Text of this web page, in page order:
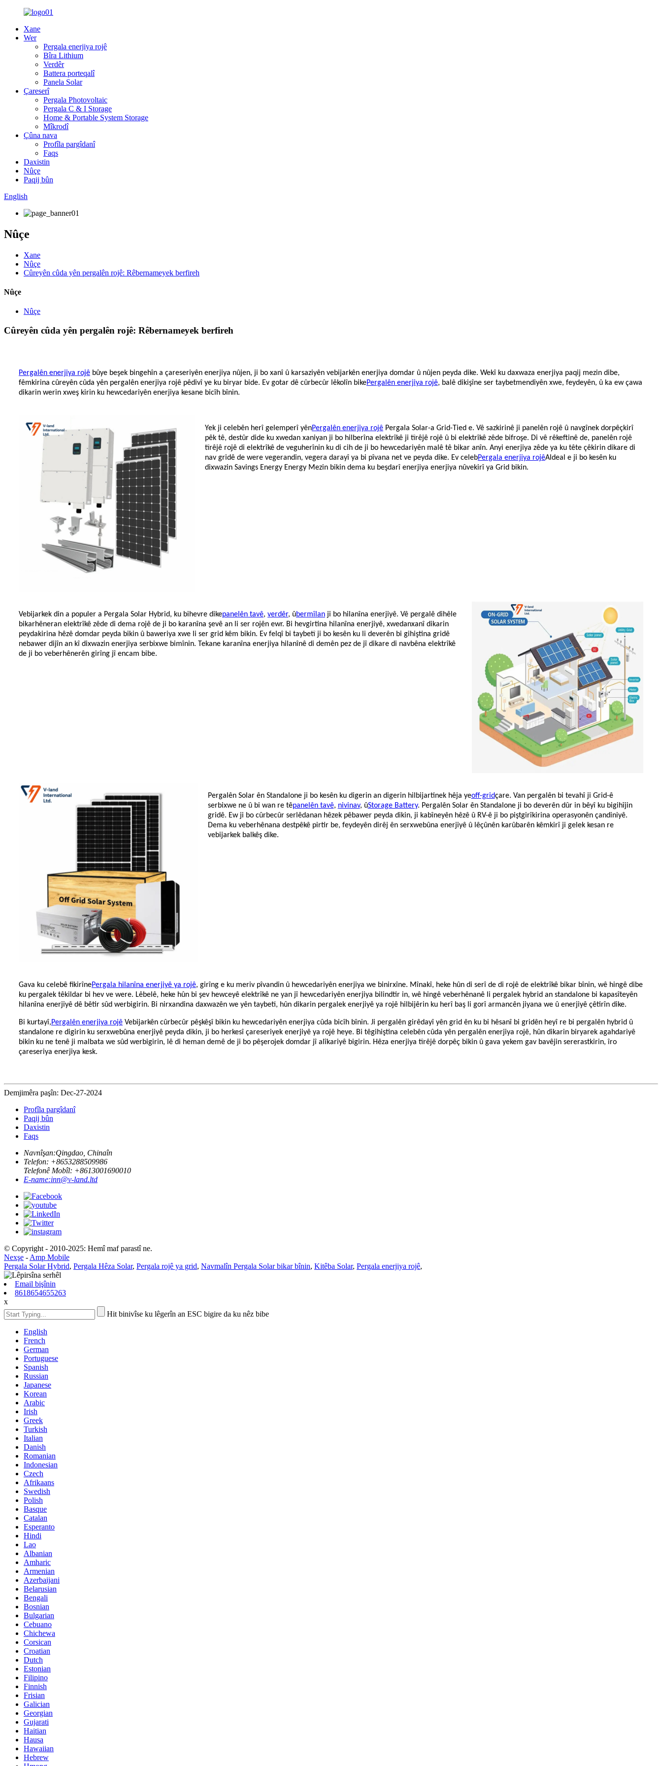
Xane
Wer
Pergala enerjiya rojê
Bîra Lithium
Verdêr
Battera porteqalî
Panela Solar
Çareserî
Pergala Photovoltaic
Pergala C & I Storage
Home & Portable System Storage
Mîkrodî
Çûna nava
Profîla pargîdanî
Faqs
Daxistin
Nûçe
Paqij bûn
English
Nûçe
Xane
Nûçe
Cûreyên cûda yên pergalên rojê: Rêbernameyek berfireh
Nûçe
Nûçe
Cûreyên cûda yên pergalên rojê: Rêbernameyek berfireh
Pergalên enerjiya rojê bûye beşek bingehîn a çareseriyên enerjiya nûjen, ji bo xanî û karsaziyên vebijarkên enerjiya domdar û nûjen peyda dike. Wekî ku daxwaza enerjiya paqij mezin dibe,
fêmkirina cûreyên cûda yên pergalên enerjiya rojê pêdivî ye ku biryar bide. Ev gotar dê cûrbecûr lêkolîn bikePergalên enerjiya rojê, balê dikişîne ser taybetmendiyên xwe, feydeyên, û ka ew çawa
dikarin werin xweş kirin ku hewcedariyên enerjiya kesane bicîh bînin.
Yek ji celebên herî gelemperî yênPergalên enerjiya rojê Pergala Solar-a Grid-Tied e. Vê sazkirinê ji panelên rojê û navgînek dorpêçkirî
pêk tê, destûr dide ku xwedan xaniyan ji bo hilberîna elektrîkê ji tîrêjê rojê û bi elektrîkê zêde bifroşe. Di vê rêkeftinê de, panelên rojê
tîrêjê rojê di elektrîkê de veguherînin ku di cih de ji bo hewcedariyên malê tê bikar anîn. Anyi enerjiya zêde ya ku tête çêkirin dikare di
nav gridê de were vegerandin, vegera darayî ya bi pîvana net ve peyda dike. Ev celebPergala enerjiya rojêAldeal e ji bo kesên ku
dixwazin Savings Energy Energy Mezin bikin dema ku beşdarî enerjiya enerjiya nûvekirî ya Grid bikin.
Vebijarkek din a populer a Pergala Solar Hybrid, ku bihevre dikepanelên tavê, verdêr, ûbermîlan ji bo hilanîna enerjiyê. Vê pergalê dihêle
bikarhêneran elektrîkê zêde di dema rojê de ji bo karanîna şevê an li ser rojên ewr. Bi hevgirtina hilanîna enerjiyê, xwedanxanî dikarin
peydakirina hêzê domdar peyda bikin û baweriya xwe li ser grid kêm bikin. Ev felqî bi taybetî ji bo kesên ku li deverên bi gihiştina gridê
nebawer dijîn an kî dixwazin enerjiya serbixwe bimînin. Tekane karanîna enerjiya hilanînê di demên pez de jî dikare di navbêna elektrîkê
de ji bo veberhênerên girîng jî encam bibe.
Pergalên Solar ên Standalone ji bo kesên ku digerin an digerin hilbijartinek hêja yeoff-gridçare. Van pergalên bi tevahî ji Grid-ê
serbixwe ne û bi wan re têpanelên tavê, nivinav, ûStorage Battery. Pergalên Solar ên Standalone ji bo deverên dûr in bêyî ku bigihîjin
gridê. Ew ji bo cûrbecûr serlêdanan hêzek pêbawer peyda dikin, ji kabîneyên hêzê û RV-ê ji bo piştgirîkirina operasyonên çandiniyê.
Dema ku veberhênana destpêkê pirtir be, feydeyên dirêj ên serxwebûna enerjiyê û lêçûnên karûbarên kêmkirî ji gelek kesan re
vebijarkek balkêş dike.
Gava ku celebê fikirînePergala hilanîna enerjiyê ya rojê, girîng e ku meriv pîvandin û hewcedariyên enerjiya we binirxîne. Mînakî, heke hûn di serî de di rojê de elektrîkê bikar bînin, wê hingê dibe
ku pergalek têkildar bi hev ve were. Lêbelê, heke hûn bi şev hewceyê elektrîkê ne yan jî hewcedariyên enerjiya bilindtir in, wê hingê veberhênanê li pergalek hybrid an standalone bi kapasîteyên
hilanîna enerjiyê dê bêtir sûd werbigirin. Bi nirxandina daxwazên we yên taybetî, hûn dikarin pergalek enerjiyê ya rojê hilbijêrin ku herî baş li gorî armancên jiyana we û enerjiyê çêtirîn dike.
Bi kurtayî,Pergalên enerjiya rojê Vebijarkên cûrbecûr pêşkêşî bikin ku hewcedariyên enerjiya cûda bicîh bînin. Ji pergalên girêdayî yên grid ên ku bi hêsanî bi gridên heyî re bi pergalên hybrid û
standalone re digirin ku serxwebûna enerjiyê peyda dikin, ji bo herkesî çareseriyek enerjiyê ya rojê heye. Bi têgihiştina celebên cûda yên pergalên enerjiya rojê, hûn dikarin biryarek agahdariyê
bikin ku ne tenê ji malbata we sûd werbigirin, lê di heman demê de ji bo pêşerojek domdar jî alîkariyê bigirin. Hêza enerjiya tîrêjê dorpêç bikin û gava yekem gav bavêjin sererastkirin, îro
çareseriya enerjiya kesk.
Demjimêra paşîn: Dec-27-2024
Profîla pargîdanî
Paqij bûn
Daxistin
Faqs
Navnîşan:Qingdao, Chinaîn
Telefon: +8653288509986
Telefonê Mobîl: +8613001690010
E-name:inn@v-land.ltd
© Copyright - 2010-2025: Hemî maf parastî ne.
Nexşe - Amp Mobile
Pergala Solar Hybrid, Pergala Hêza Solar, Pergala rojê ya grid, Navmalîn Pergala Solar bikar bînin, Kitêba Solar, Pergala enerjiya rojê,
Email bişînin
8618654655263
x
Hit binivîse ku lêgerîn an ESC bigire da ku nêz bibe
English
French
German
Portuguese
Spanish
Russian
Japanese
Korean
Arabic
Irish
Greek
Turkish
Italian
Danish
Romanian
Indonesian
Czech
Afrikaans
Swedish
Polish
Basque
Catalan
Esperanto
Hindi
Lao
Albanian
Amharic
Armenian
Azerbaijani
Belarusian
Bengali
Bosnian
Bulgarian
Cebuano
Chichewa
Corsican
Croatian
Dutch
Estonian
Filipino
Finnish
Frisian
Galician
Georgian
Gujarati
Haitian
Hausa
Hawaiian
Hebrew